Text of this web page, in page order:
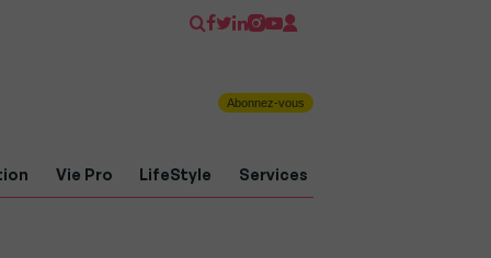
Abonnez-vous
Vie Pro LifeStyle Services